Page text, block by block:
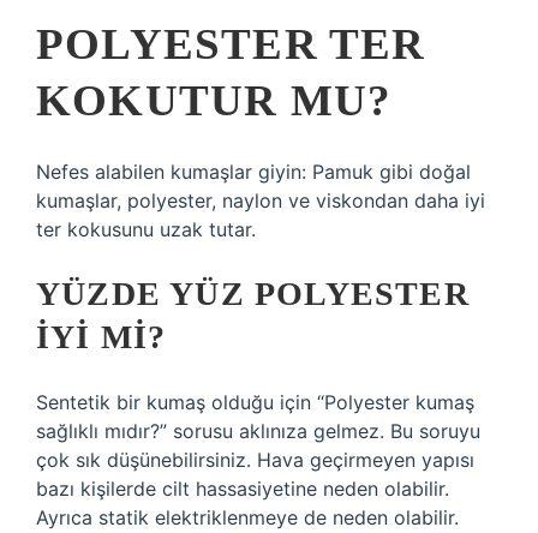
POLYESTER TER
KOKUTUR MU?
Nefes alabilen kumaşlar giyin: Pamuk gibi doğal
kumaşlar, polyester, naylon ve viskondan daha iyi
ter kokusunu uzak tutar.
YÜZDE YÜZ POLYESTER
IYI MI?
Sentetik bir kumaş olduğu için “Polyester kumaş
sağlıklı mıdır?” sorusu aklınıza gelmez. Bu soruyu
çok sık düşünebilirsiniz. Hava geçirmeyen yapısı
bazı kişilerde cilt hassasiyetine neden olabilir.
Ayrıca statik elektriklenmeye de neden olabilir.